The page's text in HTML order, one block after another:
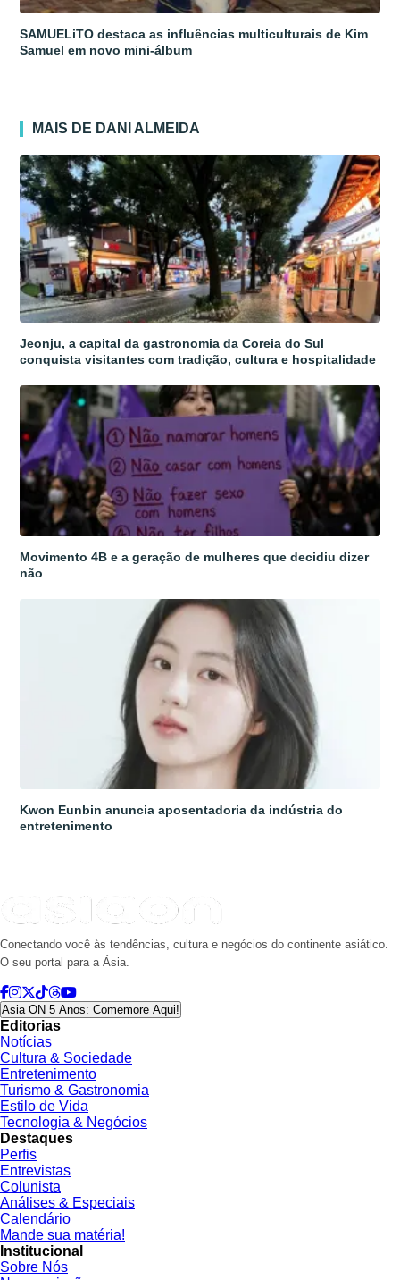
SAMUELiTO destaca as influências multiculturais de Kim
Samuel em novo mini-álbum
MAIS DE DANI ALMEIDA
Jeonju, a capital da gastronomia da Coreia do Sul
conquista visitantes com tradição, cultura e hospitalidade
Movimento 4B e a geração de mulheres que decidiu dizer
não
Kwon Eunbin anuncia aposentadoria da indústria do
entretenimento
Conectando você às tendências, cultura e negócios do continente asiático.
O seu portal para a Ásia.
Asia ON 5 Anos: Comemore Aqui!
Editorias
Notícias
Cultura & Sociedade
Entretenimento
Turismo & Gastronomia
Estilo de Vida
Tecnologia & Negócios
Destaques
Perfis
Entrevistas
Colunista
Análises & Especiais
Calendário
Mande sua matéria!
Institucional
Sobre Nós